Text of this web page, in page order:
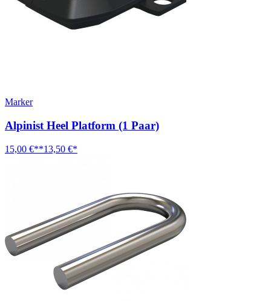
Marker
Alpinist Heel Platform (1 Paar)
15,00 €**13,50 €*